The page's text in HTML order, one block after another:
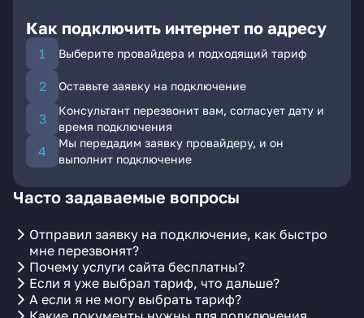
Как подключить интернет по адресу
Выберите провайдера и подходящий тариф
Оставьте заявку на подключение
Консультант перезвонит вам, согласует дату и
время подключения
Мы передадим заявку провайдеру, и он
выполнит подключение
Часто задаваемые вопросы
Отправил заявку на подключение, как быстро
мне перезвонят?
Почему услуги сайта бесплатны?
Если я уже выбрал тариф, что дальше?
А если я не могу выбрать тариф?